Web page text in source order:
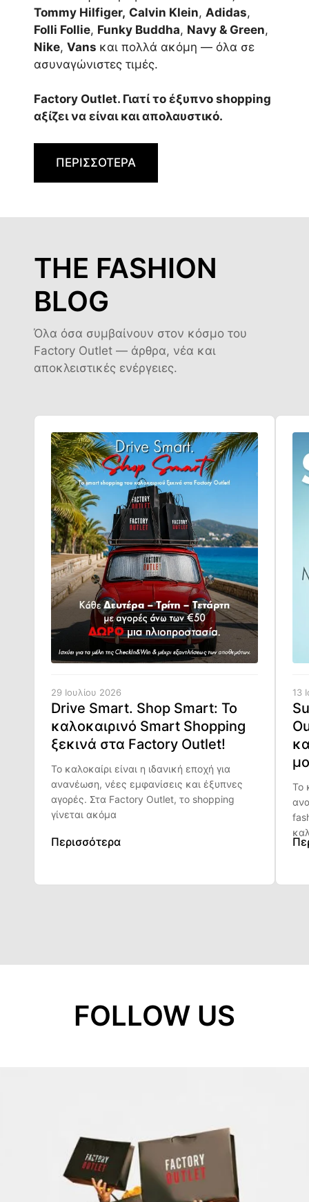
Tommy Hilfiger, Calvin Klein, Adidas,
Folli Follie, Funky Buddha, Navy & Green,
Nike, Vans και πολλά ακόμη — όλα σε
ασυναγώνιστες τιμές.
Factory Outlet. Γιατί το έξυπνο shopping
αξίζει να είναι και απολαυστικό.
ΠΕΡΙΣΣΟΤΕΡΑ
THE FASHION
BLOG
Όλα όσα συμβαίνουν στον κόσμο του
Factory Outlet — άρθρα, νέα και
αποκλειστικές ενέργειες.
29 Ιουλίου 2026
Drive Smart. Shop Smart: Το
καλοκαιρινό Smart Shopping
ξεκινά στα Factory Outlet!
Το καλοκαίρι είναι η ιδανική εποχή για
ανανέωση, νέες εμφανίσεις και έξυπνες
αγορές. Στα Factory Outlet, το shopping
γίνεται ακόμα
Περισσότερα
13
Το
FOLLOW US